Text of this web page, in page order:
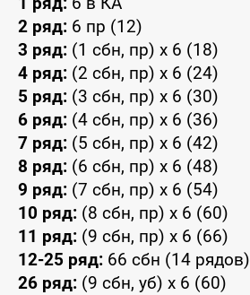
2 ряд: 6 пр (12)
3 ряд: (1 сбн, пр) x 6 (18)
4 ряд: (2 сбн, пр) x 6 (24)
5 ряд: (3 сбн, пр) x 6 (30)
6 ряд: (4 сбн, пр) x 6 (36)
7 ряд: (5 сбн, пр) x 6 (42)
8 ряд: (6 сбн, пр) x 6 (48)
9 ряд: (7 сбн, пр) x 6 (54)
10 ряд: (8 сбн, пр) x 6 (60)
11 ряд: (9 сбн, пр) x 6 (66)
12-25 ряд: 66 сбн (14 рядов)
26 ряд: (9 сбн, уб) x 6 (60)